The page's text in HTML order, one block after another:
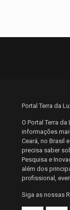
Portal Terra da
O Portal Terra
informações
Ceará, no Brasil
precisa saber
Pesquisa e
além dos
profissional,
Siga as nossas